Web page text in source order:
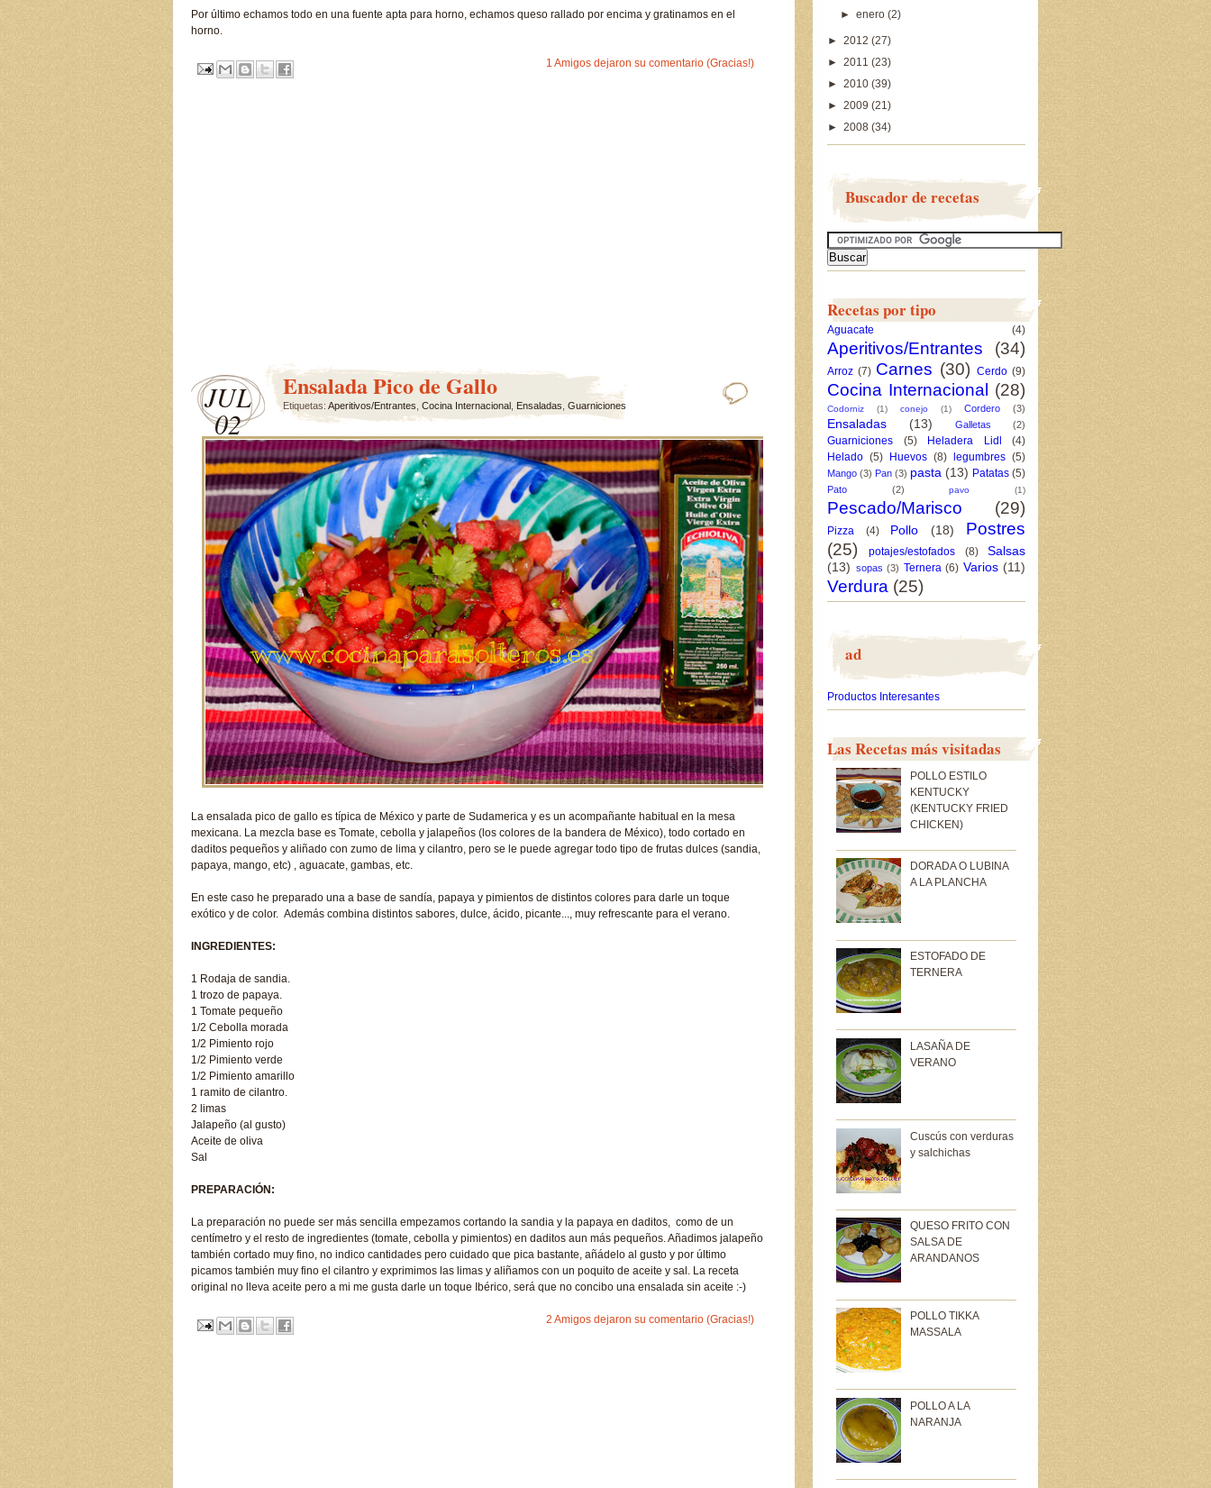
Por último echamos todo en una fuente apta para horno, echamos queso rallado por encima y gratinamos en el
horno.
1 Amigos dejaron su comentario (Gracias!)
JUL
02
Ensalada Pico de Gallo
Etiquetas: Aperitivos/Entrantes Cocina Internacional Ensaladas Guarniciones
La ensalada pico de gallo es típica de México y parte de Sudamerica y es un acompañante habitual en la mesa
mexicana. La mezcla base es Tomate, cebolla y jalapeños (los colores de la bandera de México), todo cortado en
daditos pequeños y aliñado con zumo de lima y cilantro, pero se le puede agregar todo tipo de frutas dulces (sandia,
papaya, mango, etc) , aguacate, gambas, etc.
En este caso he preparado una a base de sandía, papaya y pimientos de distintos colores para darle un toque
exótico y de color. Además combina distintos sabores, dulce, ácido, picante..., muy refrescante para el verano.
INGREDIENTES:
1 Rodaja de sandia.
1 trozo de papaya.
1 Tomate pequeño
1/2 Cebolla morada
1/2 Pimiento rojo
1/2 Pimiento verde
1/2 Pimiento amarillo
1 ramito de cilantro.
2 limas
Jalapeño (al gusto)
Aceite de oliva
Sal
PREPARACIÓN:
La preparación no puede ser más sencilla empezamos cortando la sandia y la papaya en daditos, como de un
centímetro y el resto de ingredientes (tomate, cebolla y pimientos) en daditos aun más pequeños. Añadimos jalapeño
también cortado muy fino, no indico cantidades pero cuidado que pica bastante, añádelo al gusto y por último
picamos también muy fino el cilantro y exprimimos las limas y aliñamos con un poquito de aceite y sal. La receta
original no lleva aceite pero a mi me gusta darle un toque Ibérico, será que no concibo una ensalada sin aceite :-)
2 Amigos dejaron su comentario (Gracias!)
►enero(2)
► 2012 (27)
► 2011 (23)
► 2010 (39)
► 2009 (21)
► 2008 (34)
Buscador de recetas
Recetas por tipo
Aguacate (4)
Aperitivos/Entrantes (34)
Arroz (7) Carnes (30) Cerdo (9)
Cocina Internacional (28)
Codorniz (1) conejo (1) Cordero (3)
Ensaladas (13) Galletas (2)
Guarniciones (5) Heladera Lidl
(4)
Helado (5) Huevos (8) legumbres (5)
Mango (3) Pan (3) pasta (13) Patatas (5)
Pato (2) pavo (1)
Pescado/Marisco (29)
Pizza (4) Pollo (18)
Postres
(25)
potajes/estofados (8)
Salsas
(13) sopas (3) Ternera (6) Varios (11)
Verdura (25)
ad
Productos Interesantes
Las Recetas más visitadas
POLLO ESTILO
KENTUCKY
(KENTUCKY FRIED
CHICKEN)
DORADA O LUBINA
A LA PLANCHA
ESTOFADO DE
TERNERA
LASAÑA DE
VERANO
Cuscús con verduras
y salchichas
QUESO FRITO CON
SALSA DE
ARANDANOS
POLLO TIKKA
MASSALA
POLLO A LA
NARANJA